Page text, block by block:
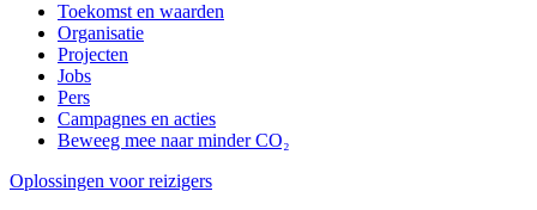
Toekomst en waarden
Organisatie
Projecten
Jobs
Pers
Campagnes en acties
Beweeg mee naar minder CO₂
Oplossingen voor reizigers